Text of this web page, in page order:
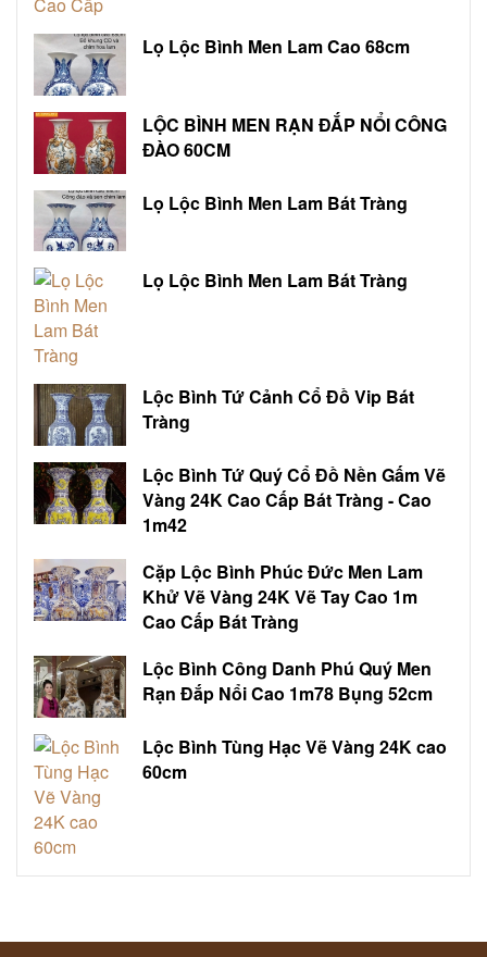
Lọ Lộc Bình Men Lam Cao 68cm
LỘC BÌNH MEN RẠN ĐẮP NỔI CÔNG
ĐÀO 60CM
Lọ Lộc Bình Men Lam Bát Tràng
Lọ Lộc Bình Men Lam Bát Tràng
Lộc Bình Tứ Cảnh Cổ Đồ Vip Bát
Tràng
Lộc Bình Tứ Quý Cổ Đồ Nền Gấm Vẽ
Vàng 24K Cao Cấp Bát Tràng - Cao
1m42
Cặp Lộc Bình Phúc Đức Men Lam
Khử Vẽ Vàng 24K Vẽ Tay Cao 1m
Cao Cấp Bát Tràng
Lộc Bình Công Danh Phú Quý Men
Rạn Đắp Nổi Cao 1m78 Bụng 52cm
Lộc Bình Tùng Hạc Vẽ Vàng 24K cao
60cm